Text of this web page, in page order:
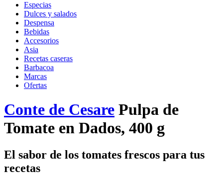
Especias
Dulces y salados
Despensa
Bebidas
Accesorios
Asia
Recetas caseras
Barbacoa
Marcas
Ofertas
Conte de Cesare Pulpa de
Tomate en Dados, 400 g
El sabor de los tomates frescos para tus
recetas